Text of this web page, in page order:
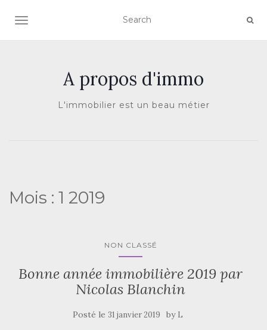
AFFICHER/MASQUER LA NAVIGATION
A propos d'immo
L'immobilier est un beau métier
Mois : 1 2019
NON CLASSÉ
Bonne année immobilière 2019 par
Nicolas Blanchin
Posté le 31 janvier 2019 by L